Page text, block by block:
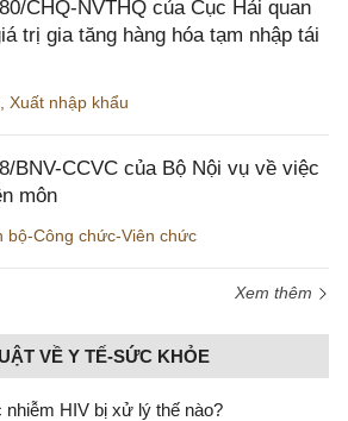
CHQ-NVTHQ của Cục Hải quan
trị gia tăng hàng hóa tạm nhập tái
Xuất nhập khẩu
BNV-CCVC của Bộ Nội vụ về việc
môn
bộ-Công chức-Viên chức
Xem thêm
VỀ Y TẾ-SỨC KHỎE
HIV bị xử lý thế nào?